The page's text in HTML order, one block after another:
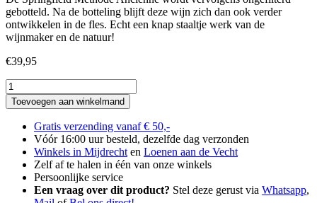
gebotteld. Na de botteling blijft deze wijn zich dan ook verder
ontwikkelen in de fles. Echt een knap staaltje werk van de
wijnmaker en de natuur!
€39,95
Springfield
Methode
Ancienne
Chardonnay
aantal
Toevoegen aan winkelmand
Gratis verzending vanaf € 50,-
Vóór 16:00 uur besteld, dezelfde dag verzonden
Winkels in Mijdrecht en Loenen aan de Vecht
Zelf af te halen in één van onze winkels
Persoonlijke service
Een vraag over dit product? Stel deze gerust via Whatsapp,